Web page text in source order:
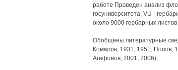
работе Проведен анализ
госуниверситета, VU -
около 9000 гербарных листов
Обобщены литературные
Комаров, 1931, 1951, Попов,
Агафонов, 2001, 2006),